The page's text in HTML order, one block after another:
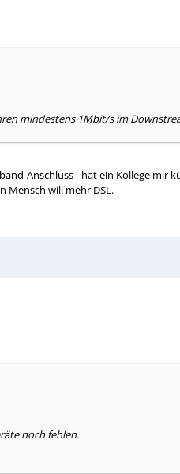
mindestens 1Mbit/s im
Anschluss - hat ein Kollege
Mensch will mehr DSL.
noch fehlen.